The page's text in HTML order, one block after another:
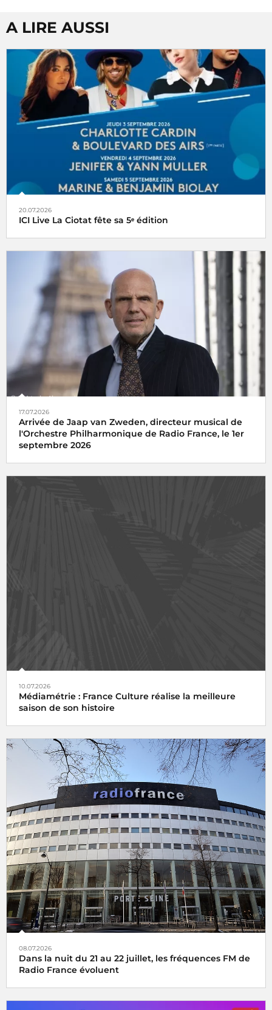
A LIRE AUSSI
20.07.2026
ICI Live La Ciotat fête sa 5ᵉ édition
17.07.2026
Arrivée de Jaap van Zweden, directeur musical de
l'Orchestre Philharmonique de Radio France, le 1er
septembre 2026
10.07.2026
Médiamétrie : France Culture réalise la meilleure
saison de son histoire
08.07.2026
Dans la nuit du 21 au 22 juillet, les fréquences FM de
Radio France évoluent